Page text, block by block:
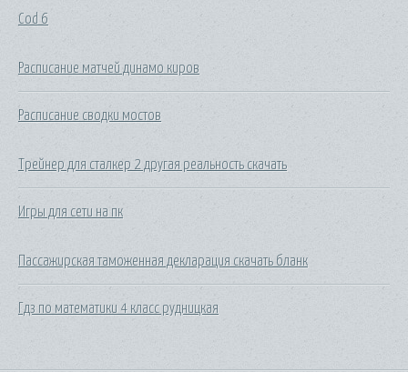
Cod 6
Расписание матчей динамо киров
Расписание сводки мостов
Трейнер для сталкер 2 другая реальность скачать
Игры для сети на пк
Пассажирская таможенная декларация скачать бланк
Гдз по математики 4 класс рудницкая